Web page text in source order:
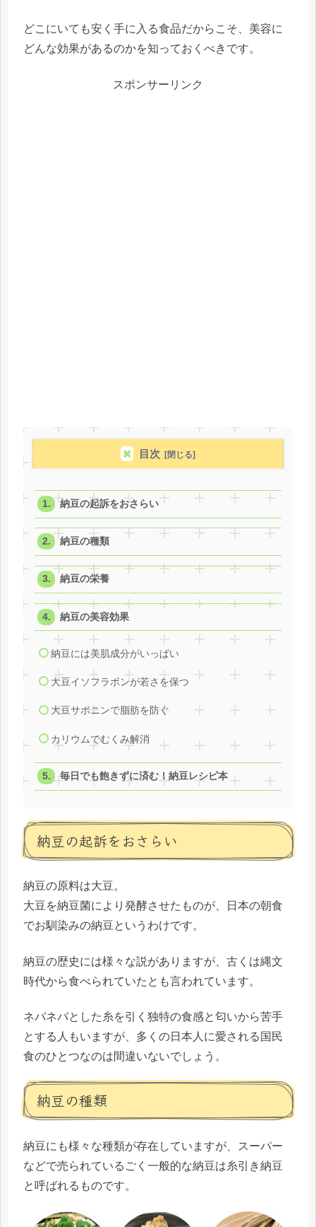
どこにいても安く手に入る食品だからこそ、美容に
どんな効果があるのかを知っておくべきです。
スポンサーリンク
目次
納豆の起訴をおさらい
納豆の種類
納豆の栄養
納豆の美容効果
納豆には美肌成分がいっぱい
大豆イソフラボンが若さを保つ
大豆サポニンで脂肪を防ぐ
カリウムでむくみ解消
毎日でも飽きずに済む！納豆レシピ本
納豆の起訴をおさらい
納豆の原料は大豆。
大豆を納豆菌により発酵させたものが、日本の朝食
でお馴染みの納豆というわけです。
納豆の歴史には様々な説がありますが、古くは縄文
時代から食べられていたとも言われています。
ネバネバとした糸を引く独特の食感と匂いから苦手
とする人もいますが、多くの日本人に愛される国民
食のひとつなのは間違いないでしょう。
納豆の種類
納豆にも様々な種類が存在していますが、スーパー
などで売られているごく一般的な納豆は糸引き納豆
と呼ばれるものです。